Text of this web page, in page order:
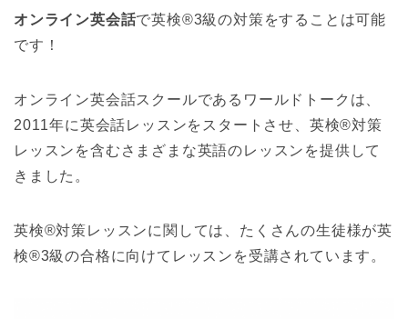
オンライン英会話で英検®3級の対策をすることは可能
です！
オンライン英会話スクールであるワールドトークは、
2011年に英会話レッスンをスタートさせ、英検®対策
レッスンを含むさまざまな英語のレッスンを提供して
きました。
英検®対策レッスンに関しては、たくさんの生徒様が英
検®3級の合格に向けてレッスンを受講されています。